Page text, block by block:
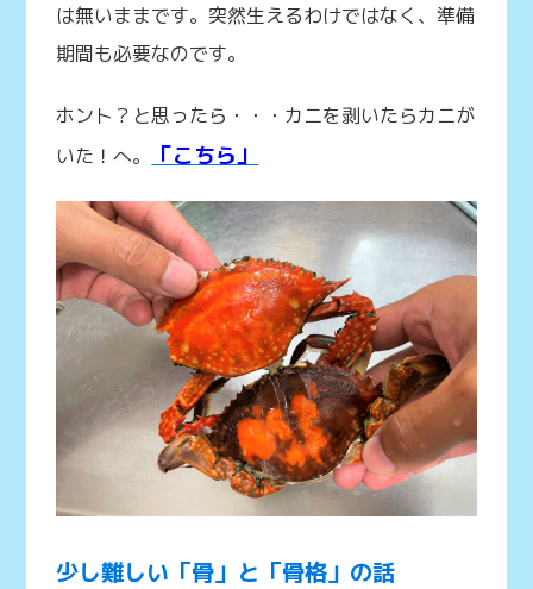
は無いままです。突然生えるわけではなく、準備
期間も必要なのです。
ホント？と思ったら・・・カニを剥いたらカニが
いた！へ。
「こちら」
少し難しい「骨」と「骨格」の話